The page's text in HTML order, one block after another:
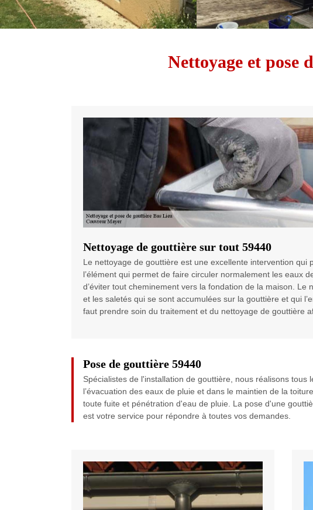
Nettoyage et pose
Nettoyage de gouttière sur tout 59440
Le nettoyage de gouttière est une excellente intervention qui
l’élément qui permet de faire circuler normalement les eaux
d’éviter tout cheminement vers la fondation de la maison. Le
et les saletés qui se sont accumulées sur la gouttière et qui
faut prendre soin du traitement et du nettoyage de gouttière
Pose de gouttière 59440
Spécialistes de l'installation de gouttière, nous réalisons
l’évacuation des eaux de pluie et dans le maintien de la
toute fuite et pénétration d'eau de pluie. La pose d'une
est votre service pour répondre à toutes vos demandes.